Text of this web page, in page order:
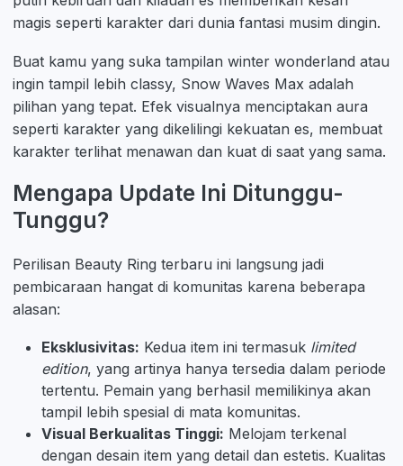
magis seperti karakter dari dunia fantasi musim dingin.
Buat kamu yang suka tampilan winter wonderland atau
ingin tampil lebih classy, Snow Waves Max adalah
pilihan yang tepat. Efek visualnya menciptakan aura
seperti karakter yang dikelilingi kekuatan es, membuat
karakter terlihat menawan dan kuat di saat yang sama.
Mengapa Update Ini Ditunggu-
Tunggu?
Perilisan Beauty Ring terbaru ini langsung jadi
pembicaraan hangat di komunitas karena beberapa
alasan:
Eksklusivitas: Kedua item ini termasuk limited
edition, yang artinya hanya tersedia dalam periode
tertentu. Pemain yang berhasil memilikinya akan
tampil lebih spesial di mata komunitas.
Visual Berkualitas Tinggi: Melojam terkenal
dengan desain item yang detail dan estetis. Kualitas